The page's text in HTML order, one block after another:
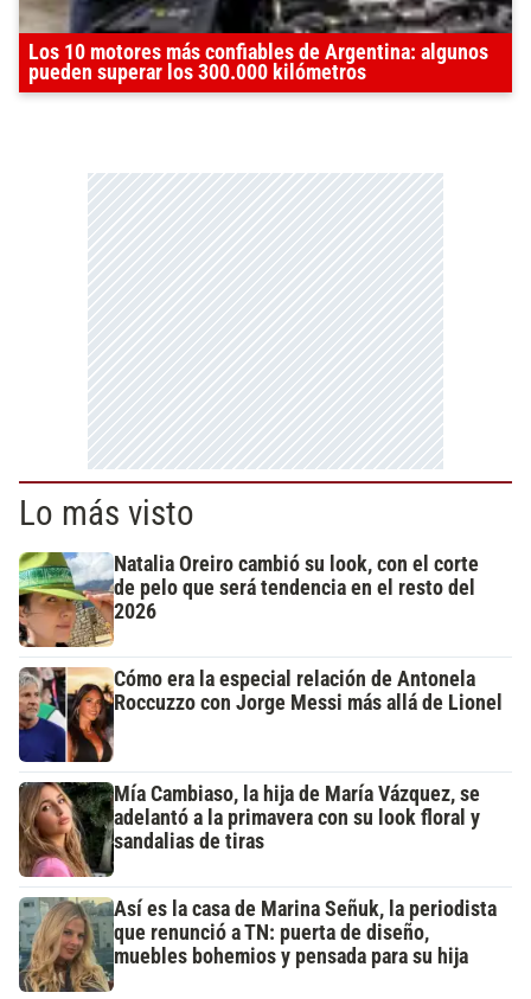
Los 10 motores más confiables de Argentina: algunos
pueden superar los 300.000 kilómetros
Lo más visto
Natalia Oreiro cambió su look, con el corte
de pelo que será tendencia en el resto del
2026
Cómo era la especial relación de Antonela
Roccuzzo con Jorge Messi más allá de Lionel
Mía Cambiaso, la hija de María Vázquez, se
adelantó a la primavera con su look floral y
sandalias de tiras
Así es la casa de Marina Señuk, la periodista
que renunció a TN: puerta de diseño,
muebles bohemios y pensada para su hija